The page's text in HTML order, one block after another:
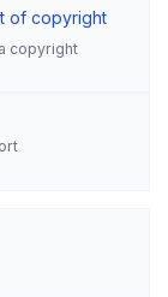
of copyright
copyright